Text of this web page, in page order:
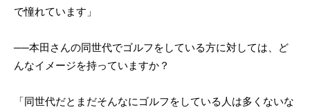
で憧れています」
──本田さんの同世代でゴルフをしている方に対しては、ど
んなイメージを持っていますか？
「同世代だとまだそんなにゴルフをしている人は多くないな